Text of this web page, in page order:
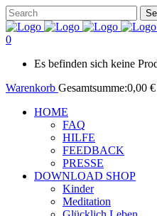
0
Es befinden sich keine
Warenkorb Gesamtsumme:0,00 €
HOME
FAQ
HILFE
FEEDBACK
PRESSE
DOWNLOAD SHOP
Kinder
Meditation